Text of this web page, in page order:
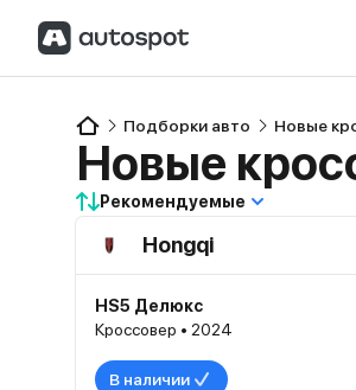
Подборки авто Новые
Новые
Рекомендуемые
Hongqi
HS5 Делюкс
Кроссовер • 2024
В наличии